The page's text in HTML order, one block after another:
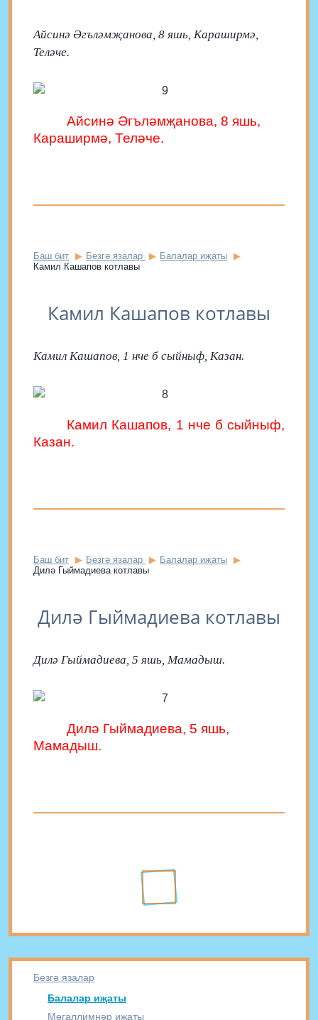
Безгә язалар
Балалар иҗаты
Мөгаллимнәр иҗаты
Айсинә Әгъләмҗанова, 8 яшь, Караширмә,
Теләче.
Айсинә Әгъләмҗанова, 8 яшь,
Караширмә, Теләче.
Баш бит Безгә язалар
Балалар иҗаты
Камил Кашапов котлавы
Камил Кашапов котлавы
Камил Кашапов, 1 нче б сыйныф, Казан.
Камил Кашапов, 1 нче б сыйныф,
Казан.
Баш бит Безгә язалар
Балалар иҗаты
Дилә Гыймадиева котлавы
Дилә Гыймадиева котлавы
Дилә Гыймадиева, 5 яшь, Мамадыш.
Дилә Гыймадиева, 5 яшь,
Мамадыш.